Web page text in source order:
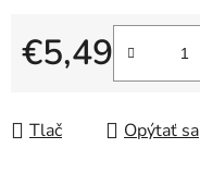
€5,49
Jednotková cena:
Tlač Opýtať sa